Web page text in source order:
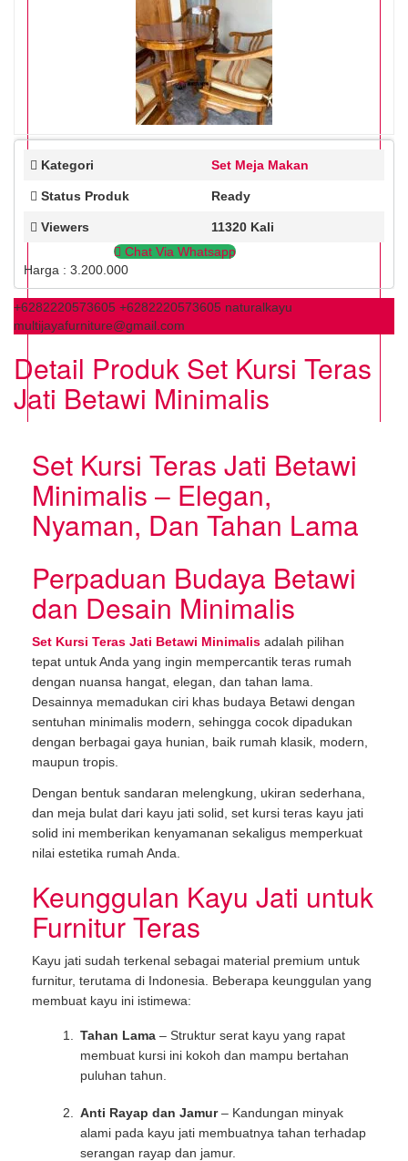
Kategori Set Meja Makan
Status Produk Ready
Viewers
11320 Kali
Chat Via Whatsapp
Harga : 3.200.000
+6282220573605 +6282220573605 naturalkayu
multijayafurniture@gmail.com
Detail Produk Set Kursi Teras
Jati Betawi Minimalis
Set Kursi Teras Jati Betawi
Minimalis – Elegan,
Nyaman, Dan Tahan Lama
Perpaduan Budaya Betawi
dan Desain Minimalis
Set Kursi Teras Jati Betawi Minimalis adalah pilihan
tepat untuk Anda yang ingin mempercantik teras rumah
dengan nuansa hangat, elegan, dan tahan lama.
Desainnya memadukan ciri khas budaya Betawi dengan
sentuhan minimalis modern, sehingga cocok dipadukan
dengan berbagai gaya hunian, baik rumah klasik, modern,
maupun tropis.
Dengan bentuk sandaran melengkung, ukiran sederhana,
dan meja bulat dari kayu jati solid, set kursi teras kayu jati
solid ini memberikan kenyamanan sekaligus memperkuat
nilai estetika rumah Anda.
Keunggulan Kayu Jati untuk
Furnitur Teras
Kayu jati sudah terkenal sebagai material premium untuk
furnitur, terutama di Indonesia. Beberapa keunggulan yang
membuat kayu ini istimewa:
Tahan Lama – Struktur serat kayu yang rapat
membuat kursi ini kokoh dan mampu bertahan
puluhan tahun.
Anti Rayap dan Jamur– Kandungan minyak
alami pada kayu jati membuatnya tahan terhadap
serangan rayap dan jamur.